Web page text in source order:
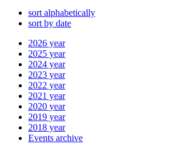
sort alphabetically
sort by date
2026 year
2025 year
2024 year
2023 year
2022 year
2021 year
2020 year
2019 year
2018 year
Events archive